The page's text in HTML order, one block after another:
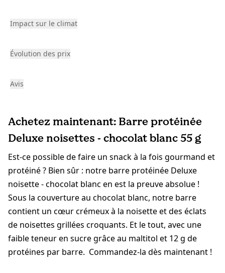
Impact sur le climat
Évolution des prix
Avis
Achetez maintenant: Barre protéinée
Deluxe noisettes - chocolat blanc 55 g
Est-ce possible de faire un snack à la fois gourmand et
protéiné ? Bien sûr : notre barre protéinée Deluxe
noisette - chocolat blanc en est la preuve absolue !
Sous la couverture au chocolat blanc, notre barre
contient un cœur crémeux à la noisette et des éclats
de noisettes grillées croquants. Et le tout, avec une
faible teneur en sucre grâce au maltitol et 12 g de
protéines par barre. Commandez-la dès maintenant !